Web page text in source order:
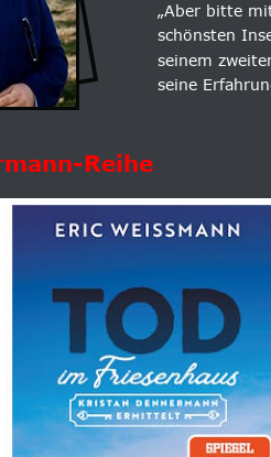
„Aber bitte
schönsten
seinem
seine
Reihe